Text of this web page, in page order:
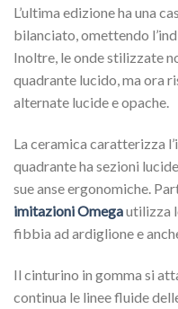
L’ultima edizione ha una
bilanciato, omettendo
Inoltre, le onde stilizzate
quadrante lucido, ma ora
alternate lucide e opache.
La ceramica caratterizza
quadrante ha sezioni
sue anse ergonomiche.
imitazioni Omegautilizza
fibbia ad ardiglione e
Il cinturino in gomma si
continua le linee fluide